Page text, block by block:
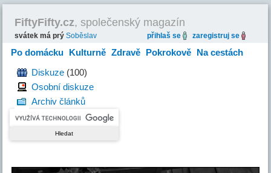
FiftyFifty.cz, společenský magazín
svátek má prýSoběslav přihlaš se zaregistruj se
Po domácku Kulturně Zdravě Pokrokově Na cestách
HravěDiskuze (100)
Osobní diskuze
Archiv článků